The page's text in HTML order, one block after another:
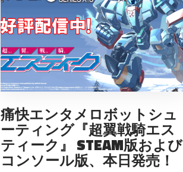
痛快エンタメロボットシュ
ーティング『超翼戦騎エス
ティーク』 STEAM版および
コンソール版、本日発売！